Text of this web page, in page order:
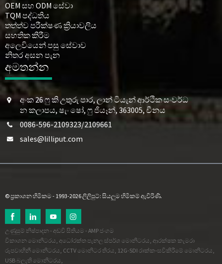
OEM සහ ODM සේවා
TQM පද්ධතිය
තත්ත්ව පරීක්ෂණ ක්‍රියාවලිය
සහතික කිරීම
අලෙවියෙන් පසු සේවාව
නිතර අසන පැන
අමතන්න
අංක 26 ෆු කි උතුරු පාර, ලාන් ටියැන් ආර්ථික සංවර්ධ
න කලාපය, ෂැං ෂෝ, ෆු ජියෑන්, 363005, චීනය
0086-596-2109323/2109661
sales@lilliput.com
© ප්‍රකාශන හිමිකම - 1993-2026 ලිලිපුට්: සියලුම හිමිකම් ඇවිරිණි.
උණුසුම් නිෂ්පාදන- අඩවි සිතියම - AMP ජංගම
විකාශන මොනිටරය අධෝරක්ත පැනල ස්පර්ශ මොනිටරය ආරක්ෂක කැමරා
රූපවාහිනී මොනිටරය CCTV මොනිටර තිරය 12G-SDI රාක්ක-සවිකිරීමේ මොනිටරය
USB බලැති මොනිටරය